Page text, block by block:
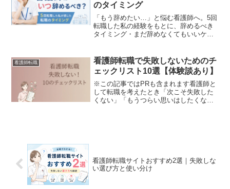
のタイミング
「もう辞めたい…」と悩む看護師へ。5回
転職した私の経験をもとに、辞めるべき
タイミング・まだ辞めなくてもいいケー
看護師転職
看護師転職で失敗しないためのチ
ェックリスト10選【体験談あり】
※この記事ではPRも含まれます看護師と
して転職を考えたとき「次こそ失敗した
くない」「もうつらい思いはしたくな
看護師転職サイトおすすめ2選｜失敗しな
い選び方と使い分け